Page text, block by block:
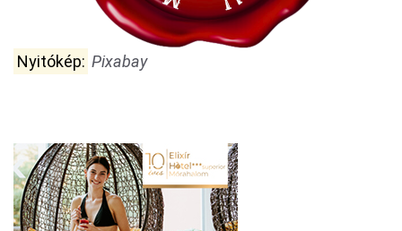
Nyitókép: Pixabay